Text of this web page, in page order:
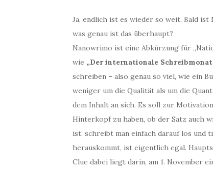
Ja, endlich ist es wieder so weit. Bald
was genau ist das überhaupt?
Nanowrimo ist eine Abkürzung für
wie „Der internationale
schreiben – also genau so viel, wie ein
weniger um die Qualität als um die
dem Inhalt an sich. Es soll zur
Hinterkopf zu haben, ob der Satz auch
ist, schreibt man einfach darauf los und
herauskommt, ist eigentlich egal.
Clue dabei liegt darin, am 1. November